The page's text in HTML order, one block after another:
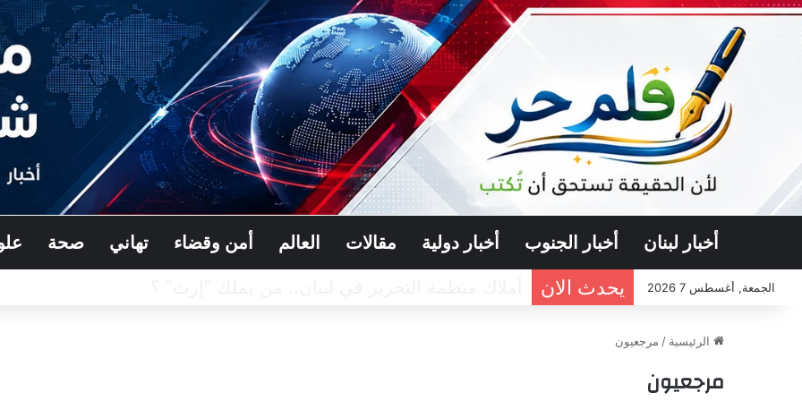
أخبار لبنان أخبار الجنوب أخبار دولية مقالات العالم أمن وقضاء تهاني صحة
الجمعة, أغسطس 7 2026 يحدث الان
الرئيسية / مرجعيون
مرجعيون